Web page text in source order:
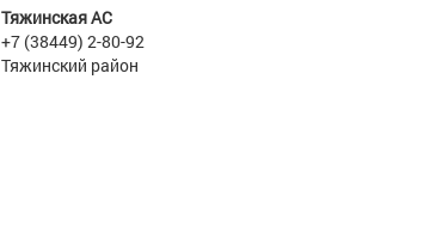
Тяжинская АС
+7 (38449) 2-80-92
Тяжинский район